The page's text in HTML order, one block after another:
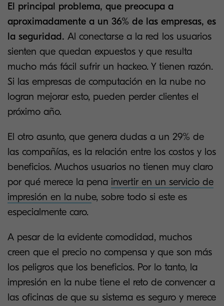
El principal problema, que preocupa a
aproximadamente a un 36% de las empresas, es
la seguridad. Al conectarse a la red los usuarios
sienten que quedan expuestos y que resulta
mucho más fácil sufrir un hackeo. Y tienen razón.
Si las empresas de computación en la nube no
logran mejorar esto, pueden perder clientes el
próximo año.
El otro asunto, que genera dudas a un 29% de
las compañías, es la relación entre los costos y los
beneficios. Muchos usuarios no tienen muy claro
por qué merece la pena invertir en un servicio de
impresión en la nube, sobre todo si este es
especialmente caro.
A pesar de la evidente comodidad, muchos
creen que el precio no compensa y que son más
los peligros que los beneficios. Por lo tanto, la
impresión en la nube tiene el reto de convencer a
las oficinas de que su sistema es seguro y merece